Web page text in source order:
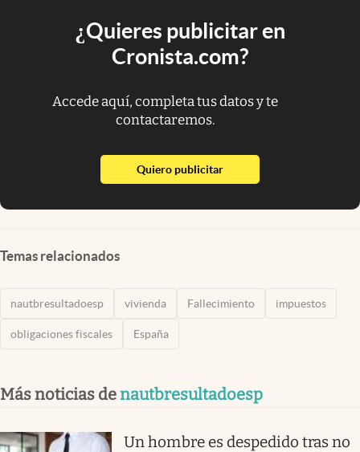
¿Quieres publicitar en
Cronista.com?
Accede aquí, completa tus datos y te
contactaremos.
Quiero publicitarabre en nueva pestaña
Temas relacionados
nautbresultadoesp vivienda Fallecimiento impuestos
obligaciones fiscales España
Más noticias denautbresultadoesp
Un hombre es despedido tras no